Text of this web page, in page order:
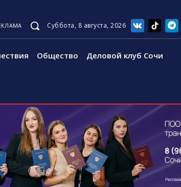
Суббота, 8 августа, 2026
Общество Деловой клуб Сочи